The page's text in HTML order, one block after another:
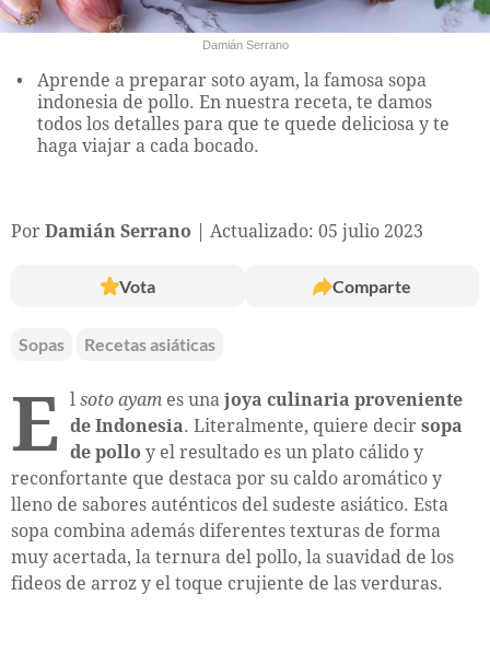
Damián Serrano
Aprende a preparar soto ayam, la famosa sopa
indonesia de pollo. En nuestra receta, te damos
todos los detalles para que te quede deliciosa y te
haga viajar a cada bocado.
Por Damián Serrano Actualizado: 05 julio 2023
Vota Comparte
Sopas Recetas asiáticas
E l soto ayam es una joya culinaria proveniente
de Indonesia. Literalmente, quiere decir sopa
de pollo y el resultado es un plato cálido y
reconfortante que destaca por su caldo aromático y
lleno de sabores auténticos del sudeste asiático. Esta
sopa combina además diferentes texturas de forma
muy acertada, la ternura del pollo, la suavidad de los
fideos de arroz y el toque crujiente de las verduras.